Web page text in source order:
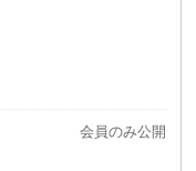
会員のみ公開